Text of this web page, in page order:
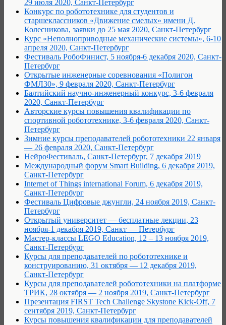
29 июля 2020, Санкт-Петербург
Конкурс по робототехнике для студентов и
старшеклассников «Движение смелых» имени Д.
Колесникова, заявки до 25 мая 2020, Санкт-Петербург
Курс «Неполноприводные механические системы», 6-10
апреля 2020, Санкт-Петербург
Фестиваль РобоФинист, 5 ноября-6 декабря 2020, Санкт-
Петербург
Открытые инженерные соревнования «Полигон
ФМЛ30», 9 февраля 2020, Санкт-Петербург
Балтийский научно-инженерный конкурс, 3-6 февраля
2020, Санкт-Петербург
Авторские курсы повышения квалификации по
спортивной робототехнике, 3-6 февраля 2020, Санкт-
Петербург
Зимние курсы преподавателей робототехники 22 января
— 26 февраля 2020, Санкт-Петербург
НейроФестиваль, Санкт-Петербург, 7 декабря 2019
Международный форум Smart Building, 6 декабря 2019,
Санкт-Петербург
Internet of Things international Forum, 6 декабря 2019,
Санкт-Петербург
Фестиваль Цифровые джунгли, 24 ноября 2019, Санкт-
Петербург
Открытый университет — бесплатные лекции, 23
ноября-1 декабря 2019, Санкт — Петербург
Мастер-классы LEGO Education, 12 – 13 ноября 2019,
Санкт-Петербург
Курсы для преподавателей по робототехнике и
конструированию, 31 октября — 12 декабря 2019,
Санкт-Петербург
Курсы для преподавателей робототехники на платформе
ТРИК, 28 октября — 2 ноября 2019, Санкт-Петербург
Презентация FIRST Tech Challenge Skystone Kick-Off, 7
сентября 2019, Санкт-Петербург
Курсы повышения квалификации для преподавателей